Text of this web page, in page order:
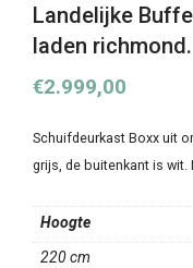
Landelijke
laden richmond.
€2.999,00
Schuifdeurkast Boxx uit
grijs, de buitenkant is
Hoogte
220 cm